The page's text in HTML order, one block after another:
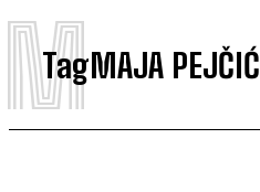
TagMAJA PEJČIĆ
M